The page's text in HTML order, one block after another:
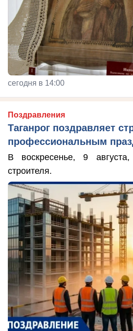
сегодня в 14:00
Поздравления
Таганрог поздравляет
профессиональным
В воскресенье, 9
строителя.